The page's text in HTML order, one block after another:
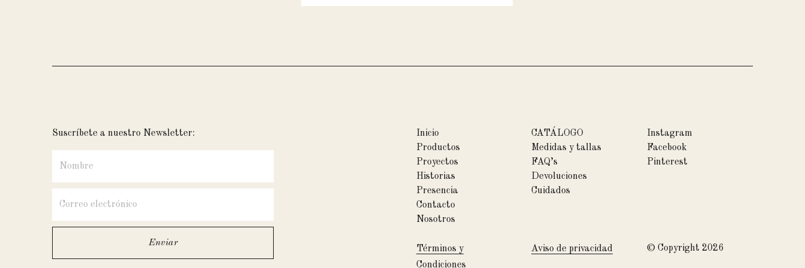
Suscríbete a nuestro Newsletter:
Inicio
Productos
Proyectos
Historias
Presencia
Contacto
Nosotros
CATÁLOGO
Medidas y tallas
FAQ’s
Devoluciones
Cuidados
Instagram
Facebook
Pinterest
Términos y
Condiciones
Aviso de privacidad © Copyright 2026